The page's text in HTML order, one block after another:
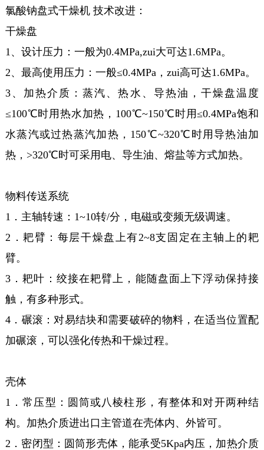
氯酸钠盘式干燥机 技术改进：
干燥盘
1、设计压力：一般为0.4MPa,zui大可达1.6MPa。
2、最高使用压力：一般≤0.4MPa，zui高可达1.6MPa。
3、加热介质：蒸汽、热水、导热油，干燥盘温度
≤100℃时用热水加热，100℃~150℃时用≤0.4MPa饱和
水蒸汽或过热蒸汽加热，150℃~320℃时用导热油加
热，>320℃时可采用电、导生油、熔盐等方式加热。
物料传送系统
1．主轴转速：1~10转/分，电磁或变频无级调速。
2．耙臂：每层干燥盘上有2~8支固定在主轴上的耙
臂。
3．耙叶：绞接在耙臂上，能随盘面上下浮动保持接
触，有多种形式。
4．碾滚：对易结块和需要破碎的物料，在适当位置配
加碾滚，可以强化传热和干燥过程。
壳体
1．常压型：圆筒或八棱柱形，有整体和对开两种结
构。加热介质进出口主管道在壳体内、外皆可。
2．密闭型：圆筒形壳体，能承受5Kpa内压，加热介质